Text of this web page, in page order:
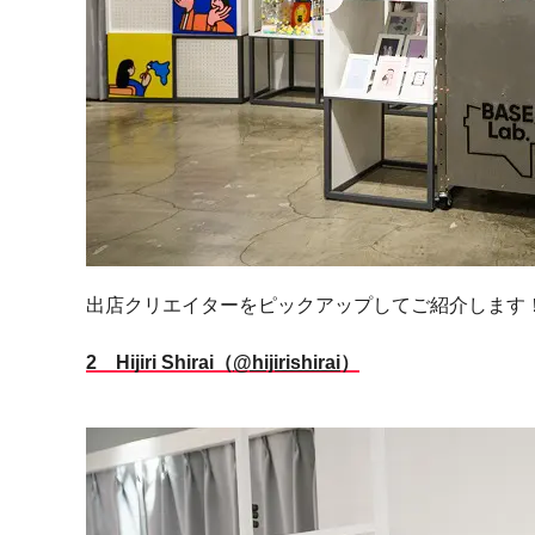
出店クリエイターをピックアップしてご紹介します
2 Hijiri Shirai（@hijirishirai）